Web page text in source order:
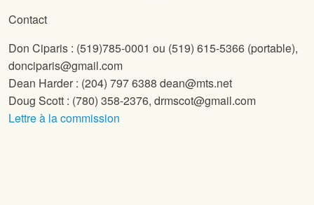
Contact
Don Ciparis : (519)785-0001 ou (519) 615-5366 (portable),
donciparis@gmail.com
Dean Harder : (204) 797 6388 dean@mts.net
Doug Scott : (780) 358-2376, drmscot@gmail.com
Lettre à la commission